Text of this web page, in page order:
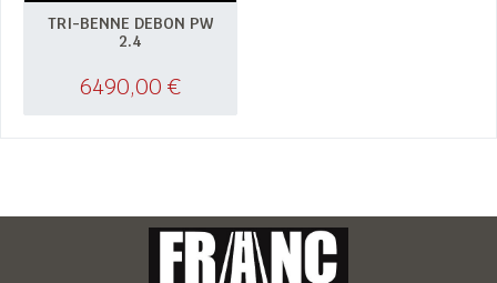
TRI-BENNE DEBON PW
2.4
6490,00 €